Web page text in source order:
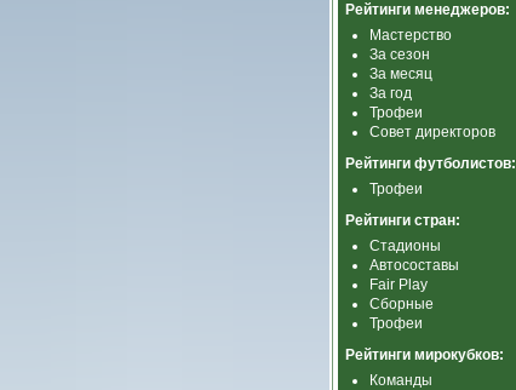
Рейтинги менеджеров:
Мастерство
За сезон
За месяц
За год
Трофеи
Совет директоров
Рейтинги футболистов:
Трофеи
Рейтинги стран:
Стадионы
Автосоставы
Fair Play
Сборные
Трофеи
Рейтинги мирокубков:
Команды